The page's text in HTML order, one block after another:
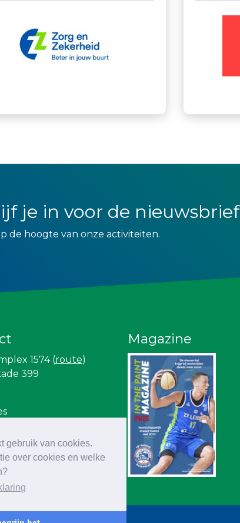
gebruik van cookies.
over cookies en welke
je in voor de nieuwsbrief
de hoogte van onze activiteiten.
1574 (route)
399
Magazine